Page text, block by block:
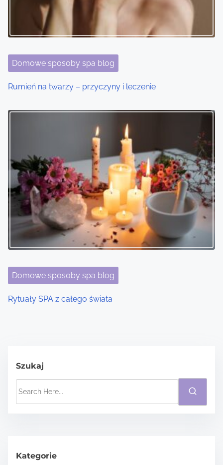
Domowe sposoby spa blog
Rumień na twarzy – przyczyny i leczenie
Domowe sposoby spa blog
Rytuały SPA z całego świata
Szukaj
h
Kategorie